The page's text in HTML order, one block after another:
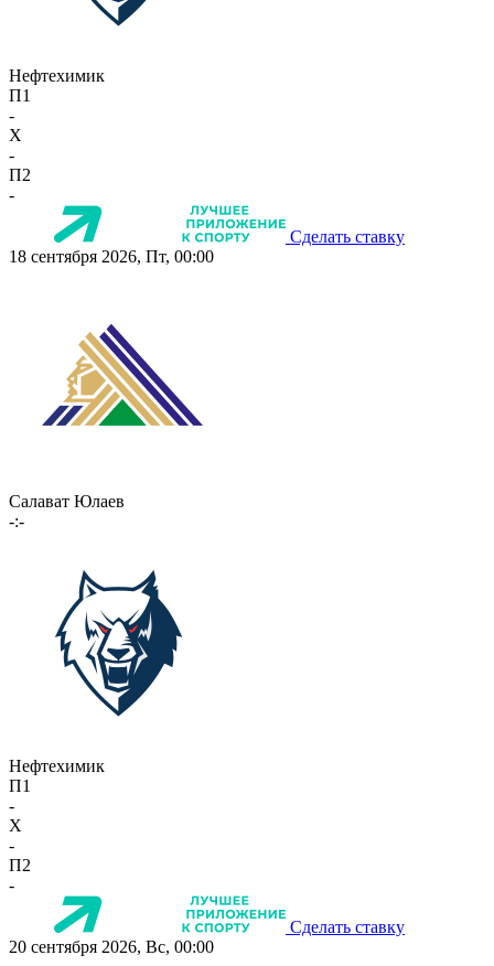
Нефтехимик
П1
-
X
-
П2
-
Сделать ставку
18 сентября 2026, Пт, 00:00
Салават Юлаев
-:-
Нефтехимик
П1
-
X
-
П2
-
Сделать ставку
20 сентября 2026, Вс, 00:00